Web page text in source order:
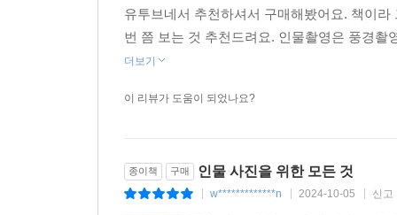
유투브네서 추천하셔서 구매해봤어요. 책이
번 쯤 보는 것 추천드려요. 인물촬영은 풍경
더보기
이 리뷰가 도움이 되었나요?
종이책 구매 인물 사진을 위한 모든 것
w*************n 2024-10-05 신고